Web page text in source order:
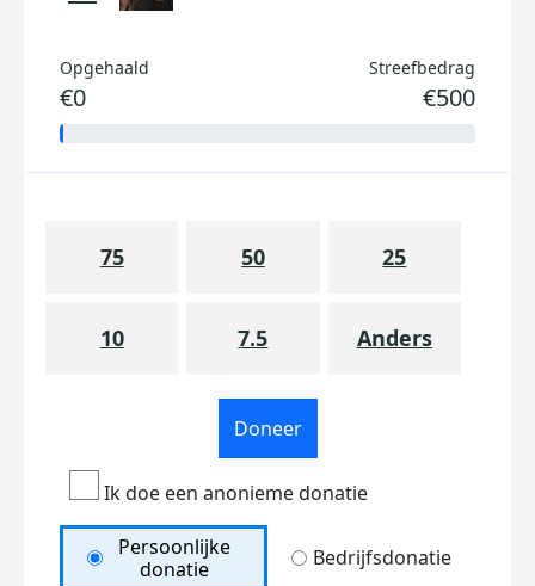
Opgehaald
€0
Streefbedrag
€500
75 50 25
10 7.5 Anders
Doneer
Ik doe een anonieme donatie
Persoonlijke
donatie
Bedrijfsdonatie